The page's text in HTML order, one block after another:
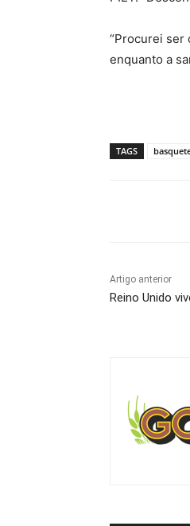
“Procurei ser
enquanto a
TAGS
Artigo anterior
Reino Unido